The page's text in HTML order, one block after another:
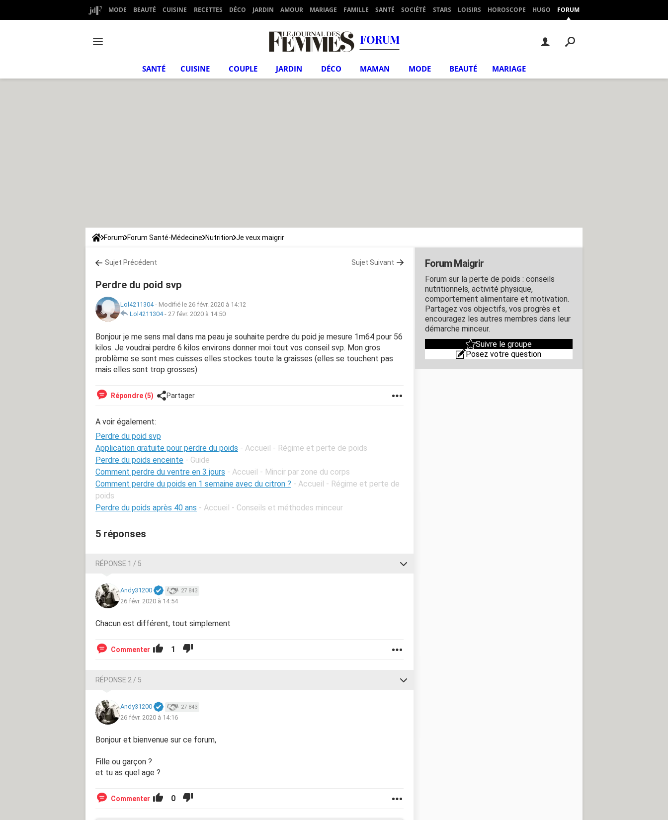
MODE BEAUTÉ CUISINE RECETTES DÉCO JARDIN AMOUR MARIAGE FAMILLE SANTÉ SOCIÉTÉ STARS LOISIRS HOROSCOPE HUGO FORUM
FORUM
SANTÉ CUISINE COUPLE JARDIN DÉCO MAMAN MODE BEAUTÉ MARIAGE
Forum Forum Santé-Médecine Nutrition Je veux maigrir
Sujet Précédent Sujet Suivant
Perdre du poid svp
Lol4211304- Modifié le 26 févr. 2020 à 14:12
Lol4211304- 27 févr. 2020 à 14:50
Bonjour je me sens mal dans ma peau je souhaite perdre du poid je mesure 1m64 pour 56
kilos. Je voudrai perdre 6 kilos environs donner moi tout vos conseil svp. Mon gros
problème se sont mes cuisses elles stockes toute la graisses (elles se touchent pas
mais elles sont trop grosses)
Répondre (5) Partager
A voir également:
Perdre du poid svp
Application gratuite pour perdre du poids - Accueil - Régime et perte de poids
Perdre du poids enceinte - Guide
Comment perdre du ventre en 3 jours - Accueil - Mincir par zone du corps
Comment perdre du poids en 1 semaine avec du citron ? - Accueil - Régime et perte de
poids
Perdre du poids après 40 ans - Accueil - Conseils et méthodes minceur
5 réponses
RÉPONSE 1 / 5
Andy31200 27 843
26 févr. 2020 à 14:54
Chacun est différent, tout simplement
Commenter 1
RÉPONSE 2 / 5
Andy31200 27 843
26 févr. 2020 à 14:16
Bonjour et bienvenue sur ce forum,
Fille ou garçon ?
et tu as quel age ?
Commenter 0
Forum Maigrir
Forum sur la perte de poids : conseils
nutritionnels, activité physique,
comportement alimentaire et motivation.
Partagez vos objectifs, vos progrès et
encouragez les autres membres dans leur
démarche minceur.
Suivre le groupe
Posez votre question